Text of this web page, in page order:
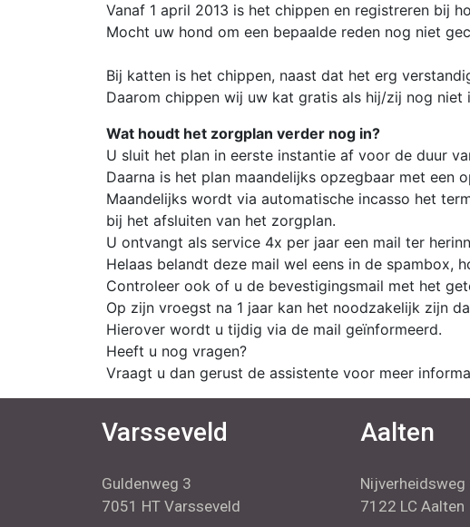
Vanaf 1 april 2013 is het chippen en registreren bij
Mocht uw hond om een bepaalde reden nog niet
Bij katten is het chippen, naast dat het erg
Daarom chippen wij uw kat gratis als hij/zij nog niet
Wat houdt het zorgplan verder nog in?
U sluit het plan in eerste instantie af voor de duur
Daarna is het plan maandelijks opzegbaar met een
Maandelijks wordt via automatische incasso het
bij het afsluiten van het zorgplan.
U ontvangt als service 4x per jaar een mail ter
Helaas belandt deze mail wel eens in de spambox,
Controleer ook of u de bevestigingsmail met het
Op zijn vroegst na 1 jaar kan het noodzakelijk zijn
Hierover wordt u tijdig via de mail geïnformeerd.
Heeft u nog vragen?
Vraagt u dan gerust de assistente voor meer
Varsseveld
Guldenweg 3
7051 HT Varsseveld
Aalten
Nijverheidsweg
7122 LC Aalten